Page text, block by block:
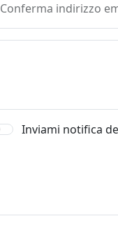
Conferma indirizzo
Inviami notifica